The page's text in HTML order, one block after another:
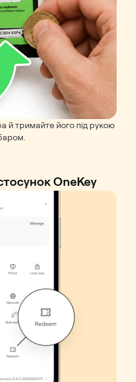
й тримайте його під рукою
OneKey